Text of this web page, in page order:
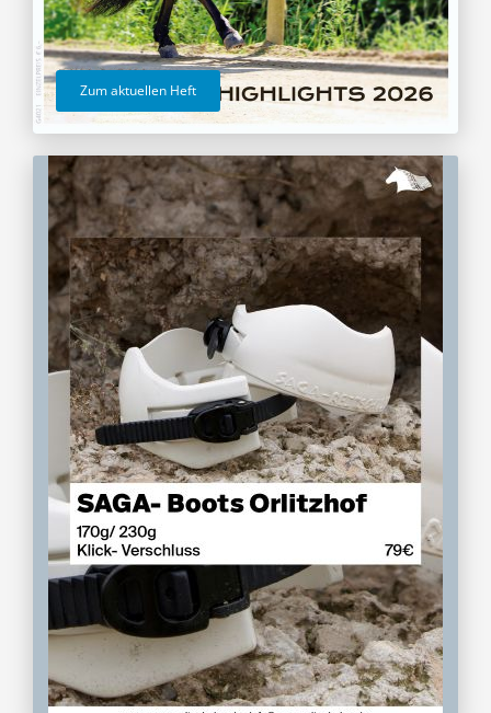
Zum aktuellen Heft